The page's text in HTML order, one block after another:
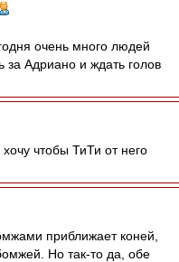
очень много людей
за Адриано и ждать голов
чтобы ТиТи от него
приближает коней,
Но так-то да, обе